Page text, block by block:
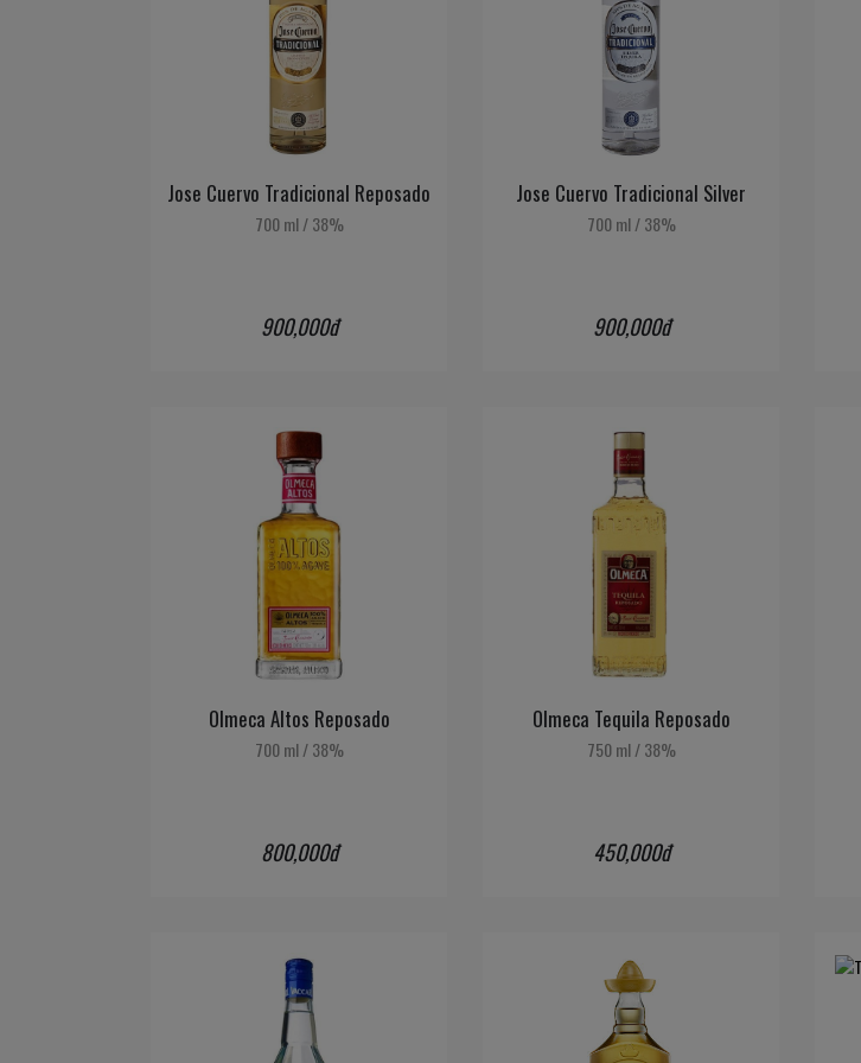
Jose Cuervo Tradicional Reposado
700 ml / 38%
900,000đ
Jose Cuervo Tradicional Silver
700 ml / 38%
900,000đ
Olmeca Altos Reposado
700 ml / 38%
800,000đ
Olmeca Tequila Reposado
750 ml / 38%
450,000đ